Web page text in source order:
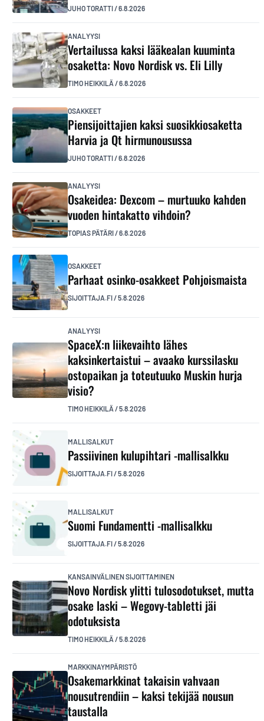
JUHO TORATTI/6.8.2026
ANALYYSI
Vertailussa kaksi lääkealan kuuminta
osaketta: Novo Nordisk vs. Eli Lilly
TIMO HEIKKILÄ /6.8.2026
OSAKKEET
Piensijoittajien kaksi suosikkiosaketta
Harvia ja Qt hirmunousussa
JUHO TORATTI/6.8.2026
ANALYYSI
Osakeidea: Dexcom – murtuuko kahden
vuoden hintakatto vihdoin?
TOPIAS PÄTÄRI/6.8.2026
OSAKKEET
Parhaat osinko-osakkeet Pohjoismaista
SIJOITTAJA.FI/5.8.2026
ANALYYSI
SpaceX:n liikevaihto lähes
kaksinkertaistui – avaako kurssilasku
ostopaikan ja toteutuuko Muskin hurja
visio?
TIMO HEIKKILÄ /5.8.2026
MALLISALKUT
Passiivinen kulupihtari -mallisalkku
SIJOITTAJA.FI/5.8.2026
MALLISALKUT
Suomi Fundamentti -mallisalkku
SIJOITTAJA.FI/5.8.2026
KANSAINVÄLINEN SIJOITTAMINEN
Novo Nordisk ylitti tulosodotukset, mutta
osake laski – Wegovy-tabletti jäi
odotuksista
TIMO HEIKKILÄ /5.8.2026
MARKKINAYMPÄRISTÖ
Osakemarkkinat takaisin vahvaan
nousutrendiin – kaksi tekijää nousun
taustalla